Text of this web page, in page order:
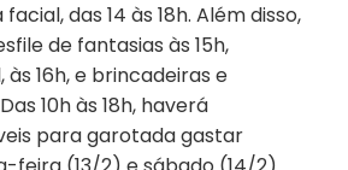
das 14 às 18h. Além disso,
de fantasias às 15h,
16h, e brincadeiras e
10h às 18h, haverá
para garotada gastar